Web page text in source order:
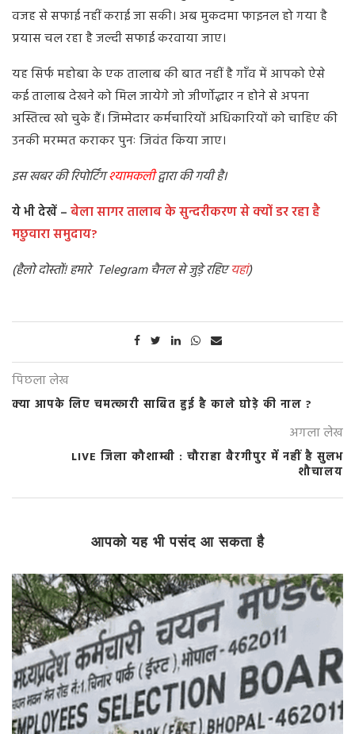
वजह से सफाई नहीं कराई जा सकी। अब मुकदमा फाइनल हो गया है
प्रयास चल रहा है जल्दी सफाई करवाया जाए।
यह सिर्फ महोबा के एक तालाब की बात नहीं है गाँव में आपको ऐसे
कई तालाब देखने को मिल जायेगे जो जीर्णोद्धार न होने से अपना
अस्तित्त्व खो चुके हैं। जिम्मेदार कर्मचारियों अधिकारियों को चाहिए की
उनकी मरम्मत कराकर पुनः जिवंत किया जाए।
इस खबर की रिपोर्टिंगश्यामकलीद्वारा की गयी है।
ये भी देखें –बेला सागर तालाब के सुन्दरीकरण से क्यों डर रहा है
मछुवारा समुदाय?
(हैलो दोस्तों! हमारे Telegram चैनल से जुड़े रहिएयहां)
पिछला लेख
क्या आपके लिए चमत्कारी साबित हुई है काले घोड़े की नाल ?
अगला लेख
LIVE जिला कौशाम्बी : चौराहा बैरगीपुर में नहीं है सुलभ
शौचालय
आपको यह भी पसंद आ सकता है